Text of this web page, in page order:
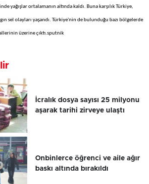
yağışlar ortalamanın altında kaldı. Buna karşılık Türkiye,
sel olayları yaşandı. Türkiye'nin de bulunduğu bazı bölgelerde
üzerine çıktı.sputnik
İcralık dosya sayısı 25 milyonu
aşarak tarihi zirveye ulaştı
Onbinlerce öğrenci ve aile ağır
baskı altında bırakıldı